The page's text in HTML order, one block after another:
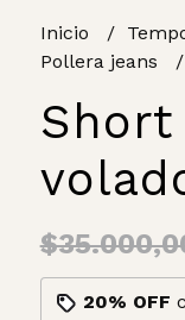
Inicio
Pollera jeans
20% OFF